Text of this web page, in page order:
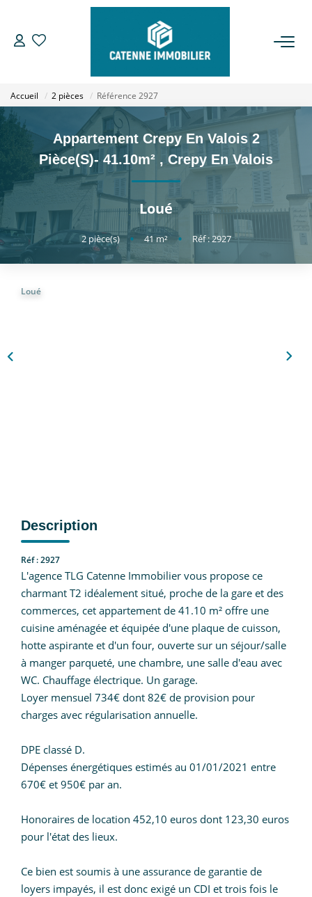
LOUER
ESTIMER
NOTRE AGENCE
Accueil 2 pièces Référence 2927
Appartement Crepy En Valois 2
Pièce(s)- 41.10m² , Crepy En Valois
Loué
2pièce(s) • 41m² • Réf : 2927
Loué
Description
Réf : 2927
L'agence TLG Catenne Immobilier vous propose ce
charmant T2 idéalement situé, proche de la gare et des
commerces, cet appartement de 41.10 m² offre une
cuisine aménagée et équipée d'une plaque de cuisson,
hotte aspirante et d'un four, ouverte sur un séjour/salle
à manger parqueté, une chambre, une salle d'eau avec
WC. Chauffage électrique. Un garage.
Loyer mensuel 734€ dont 82€ de provision pour
charges avec régularisation annuelle.
DPE classé D.
Dépenses énergétiques estimés au 01/01/2021 entre
670€ et 950€ par an.
Honoraires de location 452,10 euros dont 123,30 euros
pour l'état des lieux.
Ce bien est soumis à une assurance de garantie de
loyers impayés, il est donc exigé un CDI et trois fois le